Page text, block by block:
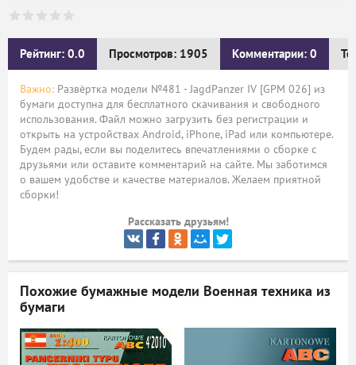
Рейтинг: 0.0 Просмотров: 1905 Комментарии: 0
Важно: Развёртка модели №481 - JagdPanzer IV [GPM 026] из
бумаги доступна для бесплатного скачивания и свободного
использования. Файл можно загрузить без регистрации и
открыть на устройствах Android, iPhone, iPad или компьютере.
Будем рады, если вы поделитесь впечатлениями о сборке с
друзьями или оставите комментарий на сайте. Мы заботимся
о вашем удобстве и качестве материалов. Желаем приятной
сборки!
Рассказать друзьям!
Похожие бумажные модели Военная техника из
бумаги